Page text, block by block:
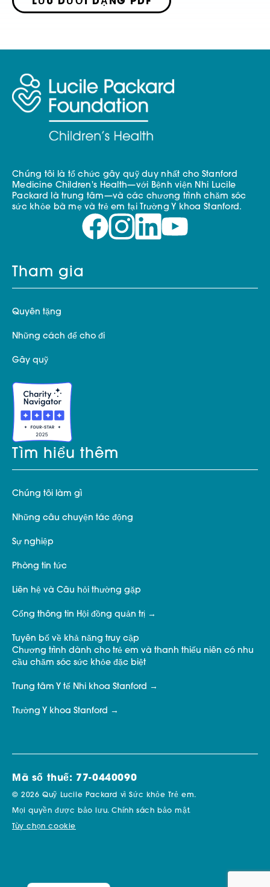
LƯU DƯỚI DẠNG PDF
Chúng tôi là tổ chức gây quỹ duy nhất cho Stanford
Medicine Children's Health—với Bệnh viện Nhi Lucile
Packard là trung tâm—và các chương trình chăm sóc
sức khỏe bà mẹ và trẻ em tại Trường Y khoa Stanford.
Tham gia
Quyên tặng
Những cách để cho đi
Gây quỹ
Tìm hiểu thêm
Chúng tôi làm gì
Những câu chuyện tác động
Sự nghiệp
Phòng tin tức
Liên hệ và Câu hỏi thường gặp
Cổng thông tin Hội đồng quản trị
Tuyên bố về khả năng truy cập
Chương trình dành cho trẻ em và thanh thiếu niên có nhu
cầu chăm sóc sức khỏe đặc biệt
Trung tâm Y tế Nhi khoa Stanford
Trường Y khoa Stanford
Mã số thuế: 77-0440090
© 2026 Quỹ Lucile Packard vì Sức khỏe Trẻ em.
Mọi quyền được bảo lưu.Chính sách bảo mật.
Tùy chọn cookie